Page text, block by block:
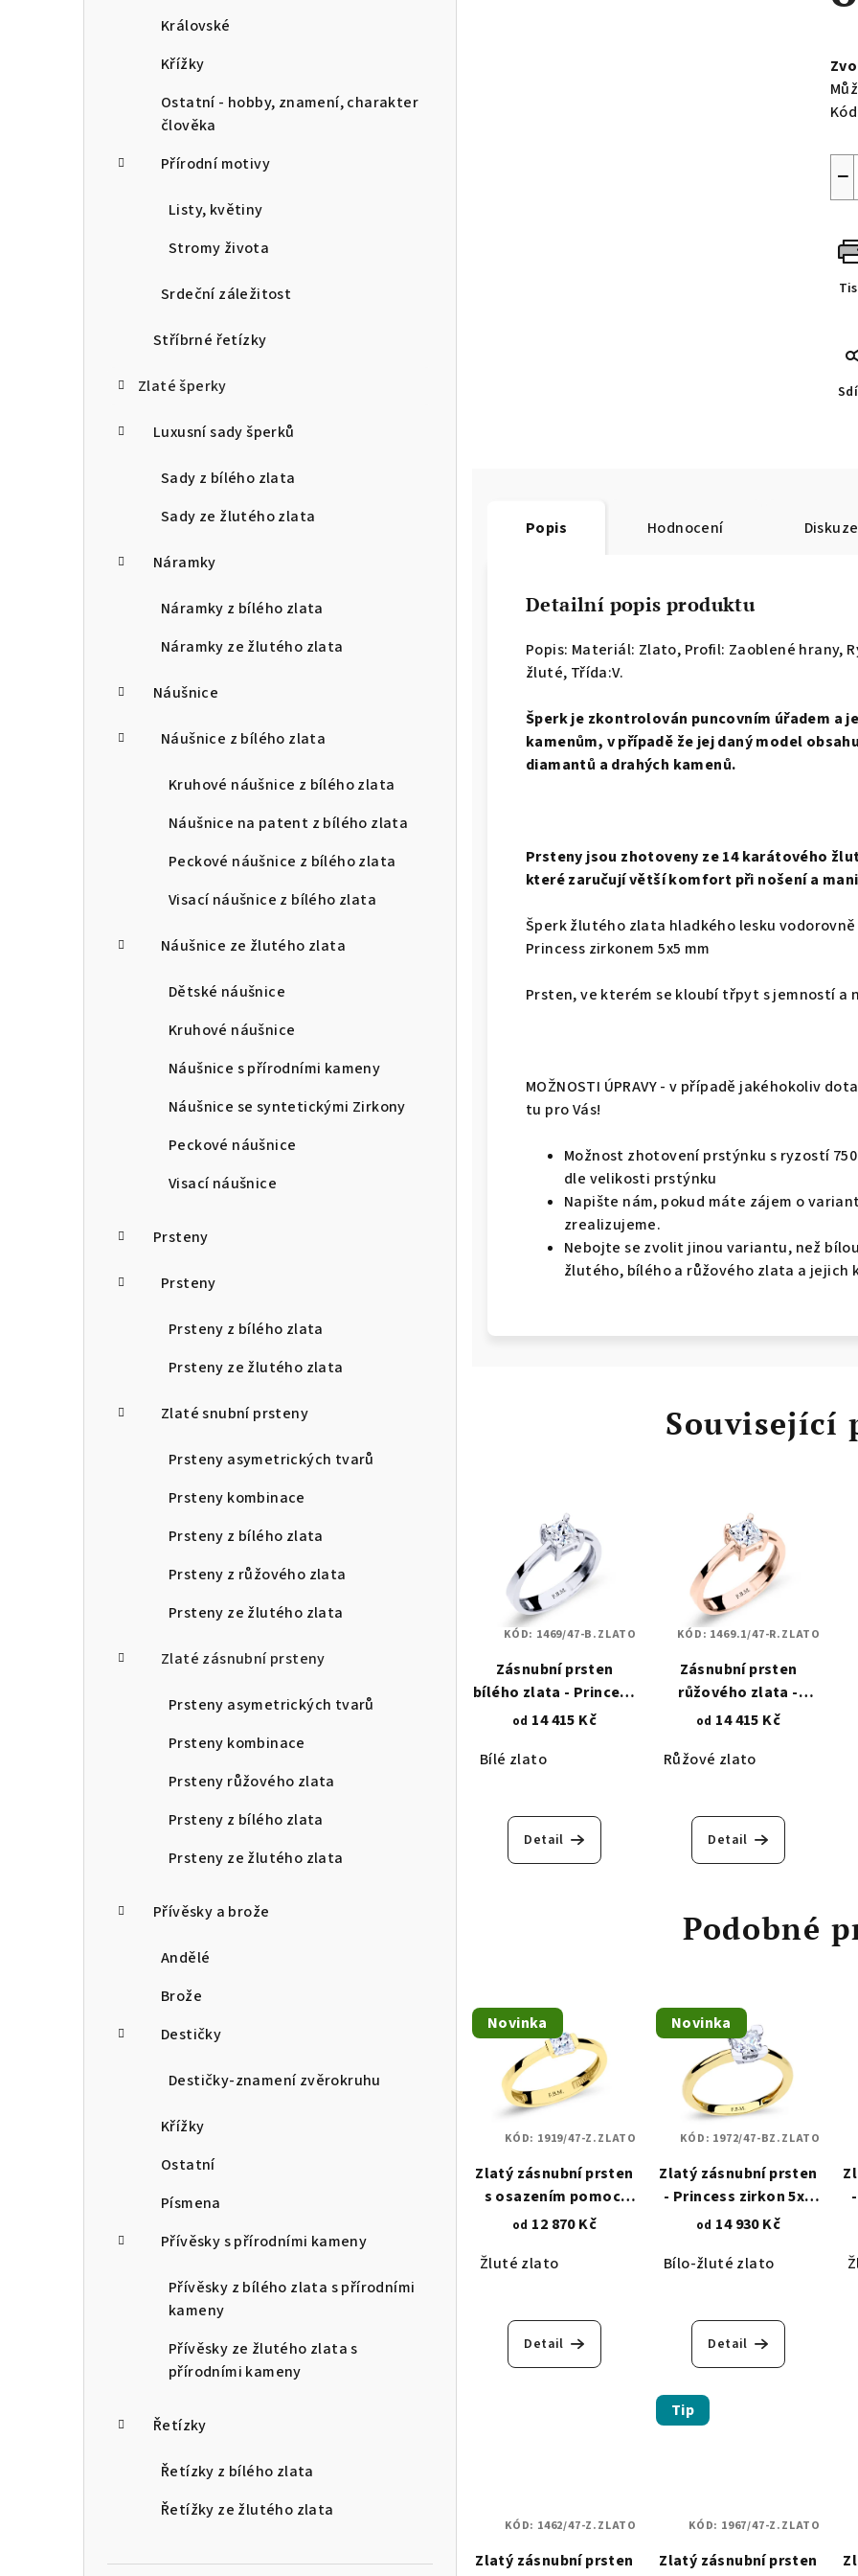
Královské
Křížky
Ostatní - hobby, znamení, charakter
člověka
Přírodní motivy
Listy, květiny
Stromy života
Srdeční záležitost
Stříbrné řetízky
Zlaté šperky
Luxusní sady šperků
Sady z bílého zlata
Sady ze žlutého zlata
Náramky
Náramky z bílého zlata
Náramky ze žlutého zlata
Náušnice
Náušnice z bílého zlata
Kruhové náušnice z bílého zlata
Náušnice na patent z bílého zlata
Peckové náušnice z bílého zlata
Visací náušnice z bílého zlata
Náušnice ze žlutého zlata
Dětské náušnice
Kruhové náušnice
Náušnice s přírodními kameny
Náušnice se syntetickými Zirkony
Peckové náušnice
Visací náušnice
Prsteny
Prsteny
Prsteny z bílého zlata
Prsteny ze žlutého zlata
Zlaté snubní prsteny
Prsteny asymetrických tvarů
Prsteny kombinace
Prsteny z bílého zlata
Prsteny z růžového zlata
Prsteny ze žlutého zlata
Zlaté zásnubní prsteny
Prsteny asymetrických tvarů
Prsteny kombinace
Prsteny růžového zlata
Prsteny z bílého zlata
Prsteny ze žlutého zlata
Přívěsky a brože
Andělé
Brože
Destičky
Destičky-znamení zvěrokruhu
Křížky
Ostatní
Písmena
Přívěsky s přírodními kameny
Přívěsky z bílého zlata s přírodními
kameny
Přívěsky ze žlutého zlata s
přírodními kameny
Řetízky
Řetízky z bílého zlata
Řetížky ze žlutého zlata
−
Popis Hodnocení Diskuze
Detailní popis produktu
Popis: Materiál: Zlato, Profil: Zaoblené hrany,
žluté, Třída:V.
Šperk je zkontrolován puncovním úřadem a
kamenům, v případě že jej daný model
diamantů a drahých kamenů.
Prsteny jsou zhotoveny ze 14 karátového
které zaručují větší komfort při nošení a
Šperk žlutého zlata hladkého lesku
Princess zirkonem 5x5 mm
Prsten, ve kterém se kloubí třpyt s jemností a
MOŽNOSTI ÚPRAVY - v případě jakéhokoliv
tu pro Vás!
Možnost zhotovení prstýnku s ryzostí
dle velikosti prstýnku
Napište nám, pokud máte zájem o
zrealizujeme.
Nebojte se zvolit jinou variantu, než
žlutého, bílého a růžového zlata a
Související
Zásnubní prsten
bílého zlata - Princess
zirkon 5x5 mm 1469
od 14 415 Kč
Bílé zlato
Detail
KÓD: 1469/47-B.ZLATO
Zásnubní prsten
růžového zlata -
Princess zirkon 5x5
od 14 415 Kč
Růžové zlato
Detail
KÓD: 1469.1/47-R.ZLATO
Podobné
Novinka
Zlatý zásnubní prsten
s osazením pomocí
drážky radiant
od 12 870 Kč
Žluté zlato
Detail
KÓD: 1919/47-Z.ZLATO
Novinka
Zlatý zásnubní prsten
- Princess zirkon 5x5
mm se 4 krapnami
od 14 930 Kč
Bílo-žluté zlato
Detail
KÓD: 1972/47-BZ.ZLATO
Zlatý zásnubní prsten
KÓD: 1462/47-Z.ZLATO
Tip
Zlatý zásnubní prsten
KÓD: 1967/47-Z.ZLATO